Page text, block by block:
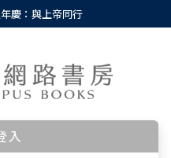
慶：與上帝同行
入